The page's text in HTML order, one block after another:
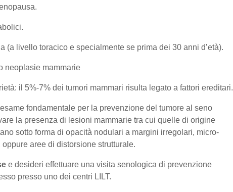
(a livello toracico e specialmente se prima dei 30 anni d’età).
neoplasie mammarie
il 5%-7% dei tumori mammari risulta legato a fattori ereditari.
fondamentale per la prevenzione del tumore al seno
la presenza di lesioni mammarie tra cui quelle di origine
sotto forma di opacità nodulari a margini irregolari, micro-
aree di distorsione strutturale.
e desideri effettuare una visita senologica di prevenzione
presso uno dei centri LILT.